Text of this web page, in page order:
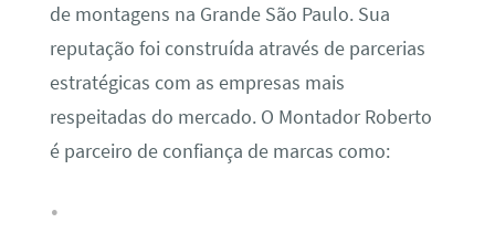
de montagens na Grande São Paulo. Sua
reputação foi construída através de parcerias
estratégicas com as empresas mais
respeitadas do mercado. O Montador Roberto
é parceiro de confiança de marcas como: